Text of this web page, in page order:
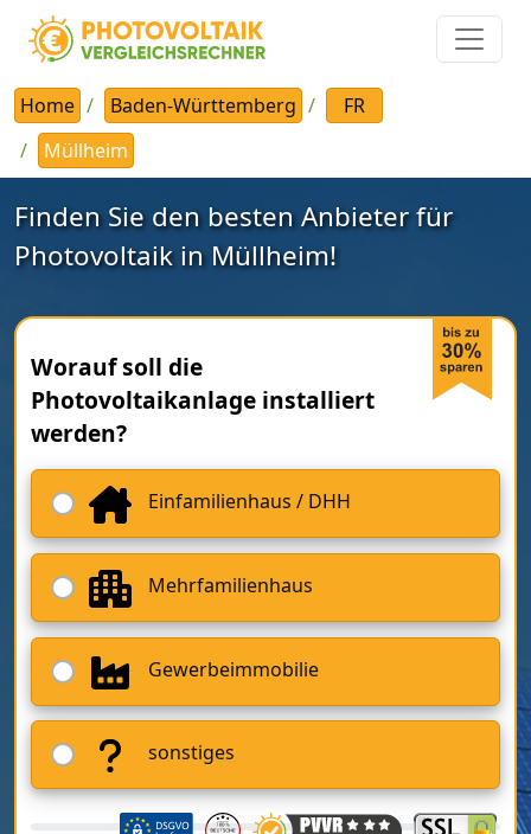
Home Baden-Württemberg
FR
Müllheim
Finden Sie den besten Anbieter für
Photovoltaik in Müllheim!
Worauf soll die
Photovoltaikanlage installiert
werden?
Einfamilienhaus / DHH
Mehrfamilienhaus
Gewerbeimmobilie
sonstiges